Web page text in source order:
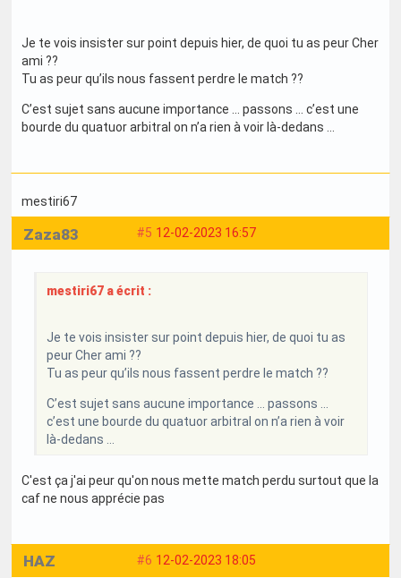
Je te vois insister sur point depuis hier, de quoi tu as peur Cher
ami ??
Tu as peur qu’ils nous fassent perdre le match ??
C’est sujet sans aucune importance … passons … c’est une
bourde du quatuor arbitral on n’a rien à voir là-dedans …
mestiri67
#5 12-02-2023 16:57
Zaza83
mestiri67 a écrit :
Je te vois insister sur point depuis hier, de quoi tu as
peur Cher ami ??
Tu as peur qu’ils nous fassent perdre le match ??
C’est sujet sans aucune importance … passons …
c’est une bourde du quatuor arbitral on n’a rien à voir
là-dedans …
C'est ça j'ai peur qu'on nous mette match perdu surtout que la
caf ne nous apprécie pas
#6 12-02-2023 18:05
HAZ